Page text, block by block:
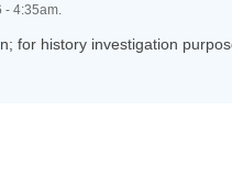
- 4:35am.
for history investigation